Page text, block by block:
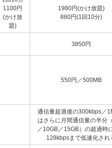
1100円
(かけ放
題)
1980円(かけ放題)
880円(1回10分)
3850円
550円／500MB
通信量超過後の300kbps／
はさらに月間通信量の半分
／10GB／15GB）の超過時
128kbpsまで低速化され